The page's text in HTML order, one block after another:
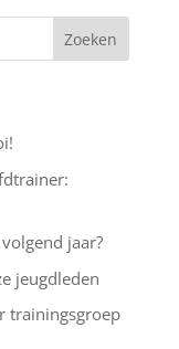
jaar?
jeugdleden
trainingsgroep